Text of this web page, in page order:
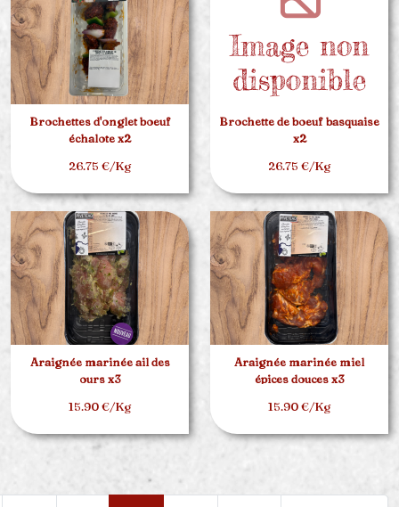
Brochettes d'onglet boeuf
échalote x2
26.75 €/Kg
Brochette de boeuf basquaise
x2
26.75 €/Kg
Araignée marinée ail des
ours x3
15.90 €/Kg
Araignée marinée miel
épices douces x3
15.90 €/Kg